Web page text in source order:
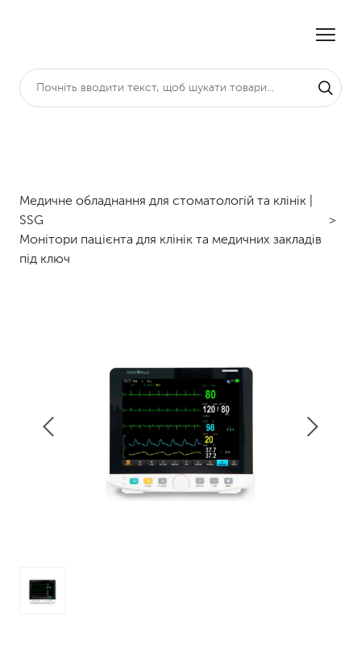
Медичне обладнання для стоматологій та клінік |
SSG
Монітори пацієнта для клінік та медичних закладів
під ключ